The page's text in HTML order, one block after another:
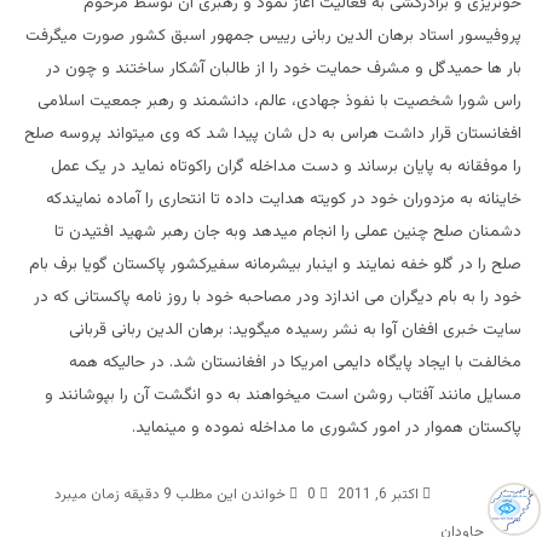
پروفیسور استاد برهان الدین ربانی رییس جمهور اسبق کشور صورت میگرفت
بار ها حمیدگل و مشرف حمایت خود را از طالبان آشکار ساختند و چون در
راس شورا شخصیت با نفوذ جهادی، عالم، دانشمند و رهبر جمعیت اسلامی
افغانستان قرار داشت هراس به دل شان پیدا شد که وی میتواند پروسه صلح
را موفقانه به پایان برساند و دست مداخله گران راکوتاه نماید در یک عمل
خاینانه به مزدوران خود در کویته هدایت داده تا انتحاری را آماده نمایندکه
دشمنان صلح چنین عملی را انجام میدهد وبه جان رهبر شهید افتیدن تا
صلح را در گلو خفه نمایند و اینبار بیشرمانه سفیرکشور پاکستان گویا برف بام
خود را به بام دیگران می اندازد ودر مصاحبه خود با روز نامه پاکستانی که در
سایت خبری افغان آوا به نشر رسیده میگوید: برهان الدین ربانی قربانی
مخالفت با ایجاد پایگاه دایمی امریکا در افغانستان شد. در حالیکه همه
مسایل مانند آفتاب روشن است میخواهند به دو انگشت آن را بپوشانند و
پاکستان هموار در امور کشوری ما مداخله نموده و مینماید.
جاودان
اکتبر 6, 2011 0 خواندن این مطلب 9 دقیقه زمان میبرد